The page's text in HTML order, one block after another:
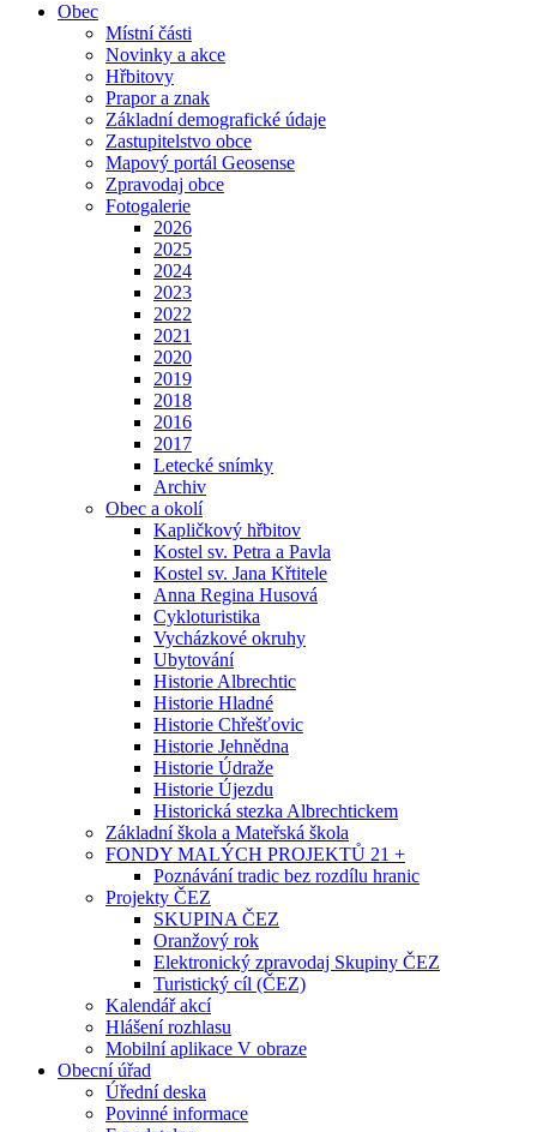
Obec
Místní části
Novinky a akce
Hřbitovy
Prapor a znak
Základní demografické údaje
Zastupitelstvo obce
Mapový portál Geosense
Zpravodaj obce
Fotogalerie
2026
2025
2024
2023
2022
2021
2020
2019
2018
2016
2017
Letecké snímky
Archiv
Obec a okolí
Kapličkový hřbitov
Kostel sv. Petra a Pavla
Kostel sv. Jana Křtitele
Anna Regina Husová
Cykloturistika
Vycházkové okruhy
Ubytování
Historie Albrechtic
Historie Hladné
Historie Chřešťovic
Historie Jehnědna
Historie Údraže
Historie Újezdu
Historická stezka Albrechtickem
Základní škola a Mateřská škola
FONDY MALÝCH PROJEKTŮ 21 +
Poznávání tradic bez rozdílu hranic
Projekty ČEZ
SKUPINA ČEZ
Oranžový rok
Elektronický zpravodaj Skupiny ČEZ
Turistický cíl (ČEZ)
Kalendář akcí
Hlášení rozhlasu
Mobilní aplikace V obraze
Obecní úřad
Úřední deska
Povinné informace